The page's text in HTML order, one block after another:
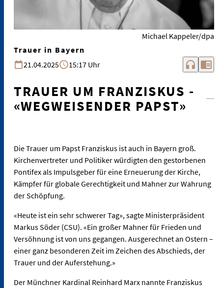
Michael Kappeler/dpa
Trauer in Bayern
21.04.2025
15:17 Uhr headphones chrome_reader_mode
TRAUER UM FRANZISKUS -
«WEGWEISENDER PAPST»
Die Trauer um Papst Franziskus ist auch in Bayern groß.
Kirchenvertreter und Politiker würdigten den gestorbenen
Pontifex als Impulsgeber für eine Erneuerung der Kirche,
Kämpfer für globale Gerechtigkeit und Mahner zur Wahrung
der Schöpfung.
«Heute ist ein sehr schwerer Tag», sagte Ministerpräsident
Markus Söder (CSU). «Ein großer Mahner für Frieden und
Versöhnung ist von uns gegangen. Ausgerechnet an Ostern –
einer ganz besonderen Zeit im Zeichen des Abschieds, der
Trauer und der Auferstehung.»
Der Münchner Kardinal Reinhard Marx nannte Franziskus